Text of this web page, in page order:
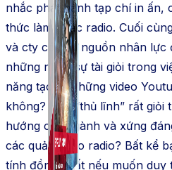
nhắc phát hành tạp chíin ấn,
thức làm hoặc radio. Cuối
và cty có sẵn nguồn nhân lực
những nhân sự tài giỏi trong
năng tạo ra những video
không? Hay “thủ lĩnh” rất giỏi
hướng củangành và xứng
các quảng cáo radio? Bất kể
tính đồng nhất nếu muốn duy